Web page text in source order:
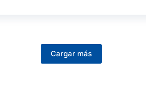
Cargar más